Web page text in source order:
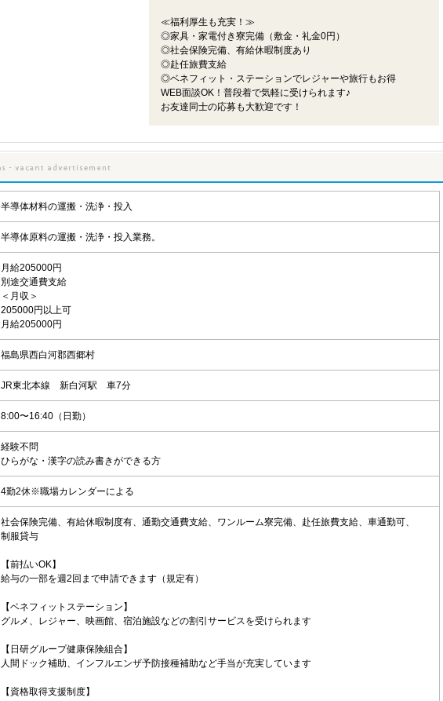
≪福利厚生も充実！≫
◎家具・家電付き寮完備（敷金・礼金0円）
◎社会保険完備、有給休暇制度あり
◎赴任旅費支給
◎ベネフィット・ステーションでレジャーや旅行もお得
WEB面談OK！普段着で気軽に受けられます♪
お友達同士の応募も大歓迎です！
半導体材料の運搬・洗浄・投入
半導体原料の運搬・洗浄・投入業務。
月給205000円
別途交通費支給
＜月収＞
205000円以上可
月給205000円
福島県西白河郡西郷村
JR東北本線 新白河駅 車7分
8:00〜16:40（日勤）
経験不問
ひらがな・漢字の読み書きができる方
4勤2休※職場カレンダーによる
社会保険完備、有給休暇制度有、通勤交通費支給、ワンルーム寮完備、赴任旅費支給、車通勤可、
制服貸与
【前払いOK】
給与の一部を週2回まで申請できます（規定有）
【ベネフィットステーション】
グルメ、レジャー、映画館、宿泊施設などの割引サービスを受けられます
【日研グループ健康保険組合】
人間ドック補助、インフルエンザ予防接種補助など手当が充実しています
【資格取得支援制度】